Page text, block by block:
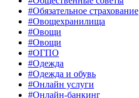
#Обязательное страхование
#Овощехранилища
#Овощи
#Овощи
#ОГПО
#Одежда
#Одежда и обувь
#Онлайн услуги
#Онлайн-банкинг